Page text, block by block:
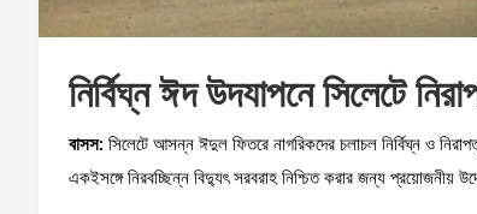
নির্বিঘ্ন ঈদ উদযাপনে সিলেটে
বাসস: সিলেটে আসন্ন ঈদুল ফিতরে নাগরিকদের চলাচল নির্বিঘ্ন ও
একইসঙ্গে নিরবচ্ছিন্ন বিদ্যুৎ সরবরাহ নিশ্চিত করার জন্য প্রয়োজনীয়